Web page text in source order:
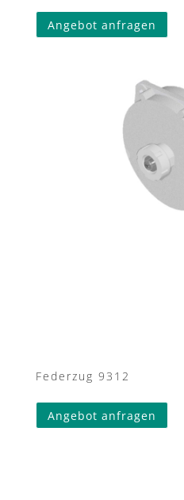
Angebot anfragen
Federzug 9312
Angebot anfragen